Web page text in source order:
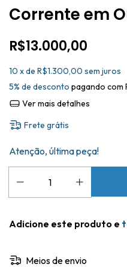
Corrente em
R$13.000,00
10 x de R$1.300,00 sem juros
5% de desconto pagando com
Ver mais detalhes
Frete grátis
Atenção, última peça!
Adicione este produto e
Meios de envio